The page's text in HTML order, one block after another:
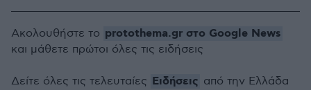
Ακολουθήστε το protothema.gr στο Google News
και μάθετε πρώτοι όλες τις ειδήσεις
Δείτε όλες τις τελευταίες Ειδήσεις από την Ελλάδα